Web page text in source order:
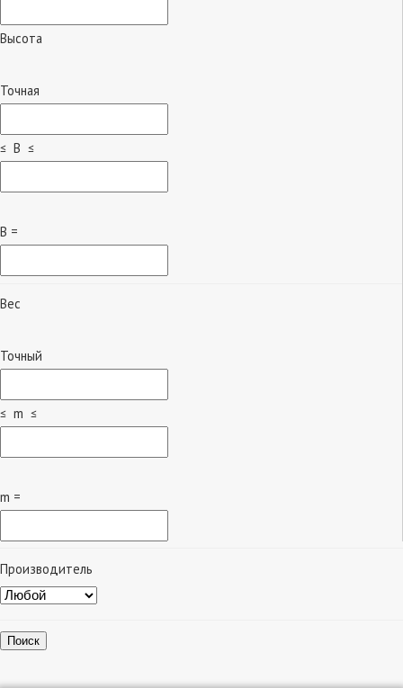
Высота
Точная
≤ B ≤
B =
Вес
Точный
≤ m ≤
m =
Производитель
Поиск